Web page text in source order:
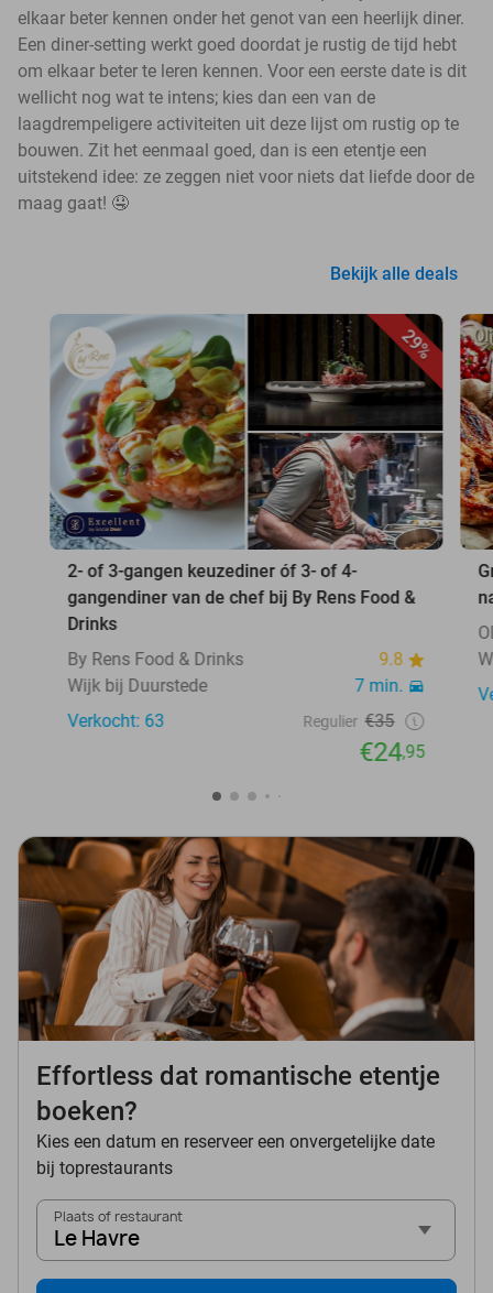
elkaar beter kennen onder het genot van een heerlijk diner.
Een diner-setting werkt goed doordat je rustig de tijd hebt
om elkaar beter te leren kennen. Voor een eerste date is dit
wellicht nog wat te intens; kies dan een van de
laagdrempeligere activiteiten uit deze lijst om rustig op te
bouwen. Zit het eenmaal goed, dan is een etentje een
uitstekend idee: ze zeggen niet voor niets dat liefde door de
maag gaat! 🤤
Bekijk alle deals
29%
2- of 3-gangen keuzediner óf 3- of 4-
gangendiner van de chef bij By Rens Food &
Drinks
By Rens Food & Drinks
9.8
Wijk bij Duurstede
7 min.
Verkocht: 63
Regulier €35
€24,95
Effortless dat romantische etentje
boeken?
Kies een datum en reserveer een onvergetelijke date
bij toprestaurants
Plaats of restaurant
Le Havre